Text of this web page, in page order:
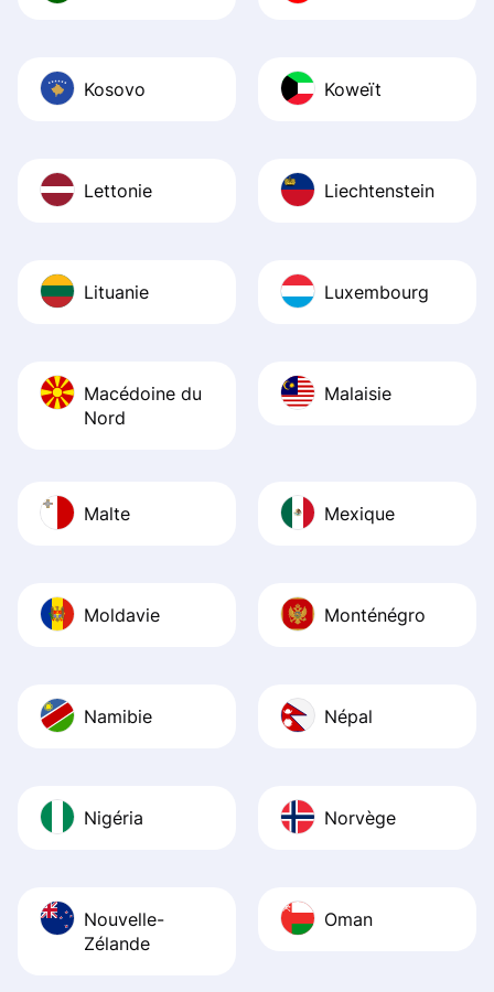
Kosovo Koweït
Lettonie Liechtenstein
Lituanie Luxembourg
Macédoine du
Nord
Malaisie
Malte Mexique
Moldavie Monténégro
Namibie Népal
Nigéria Norvège
Nouvelle-
Zélande
Oman